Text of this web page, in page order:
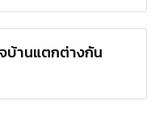
บ้านแตกต่างกัน